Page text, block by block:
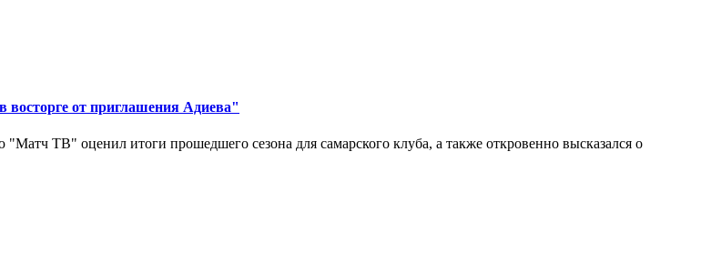
от приглашения Адиева"
ТВ" оценил итоги прошедшего сезона для самарского клуба, а также откровенно высказался о